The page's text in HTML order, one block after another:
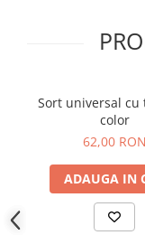
Sort universal
color
62,00 RON
ADAUGA IN